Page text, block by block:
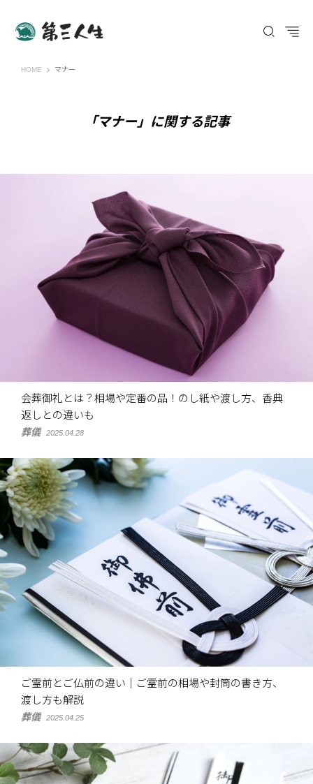
HOME 第三人生 〜寄り道の歩き方〜
マナー
「マナー」に関する記事
会葬御礼とは？相場や定番の品！のし紙や渡し方、香典
返しとの違いも
葬儀 2025.04.28
ご霊前とご仏前の違い｜ご霊前の相場や封筒の書き方、
渡し方も解説
葬儀 2025.04.25